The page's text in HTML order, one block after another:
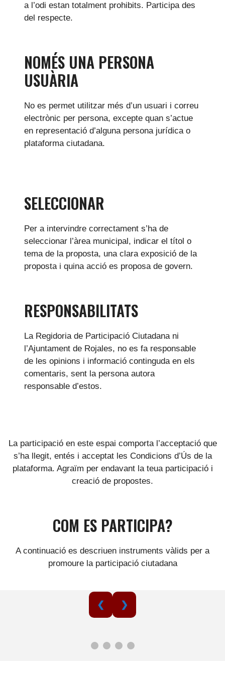
a l’odi estan totalment prohibits. Participa des
del respecte.
NOMÉS UNA PERSONA
USUÀRIA
No es permet utilitzar més d’un usuari i correu
electrònic per persona, excepte quan s’actue
en representació d’alguna persona jurídica o
plataforma ciutadana.
SELECCIONAR
Per a intervindre correctament s’ha de
seleccionar l’àrea municipal, indicar el títol o
tema de la proposta, una clara exposició de la
proposta i quina acció es proposa de govern.
RESPONSABILITATS
La Regidoria de Participació Ciutadana ni
l’Ajuntament de Rojales, no es fa responsable
de les opinions i informació continguda en els
comentaris, sent la persona autora
responsable d’estos.
La participació en este espai comporta l’acceptació que
s’ha llegit, entés i acceptat les Condicions d’Ús de la
plataforma. Agraïm per endavant la teua participació i
creació de propostes.
COM ES PARTICIPA?
A continuació es descriuen instruments vàlids per a
promoure la participació ciutadana
❮ ❯